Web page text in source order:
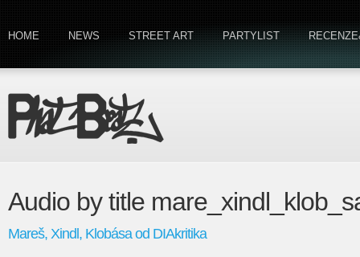
HOME NEWS STREET ART PARTYLIST
Audio by title
Mareš, Xindl, Klobása od DIAkritika